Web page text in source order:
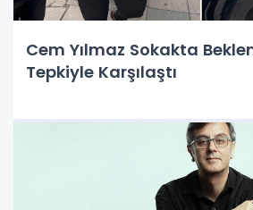
Cem Yılmaz Sokakta
Tepkiyle Karşılaştı